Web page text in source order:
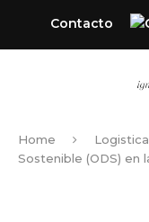
Contacto
Home Logistica
Sostenible (ODS) en